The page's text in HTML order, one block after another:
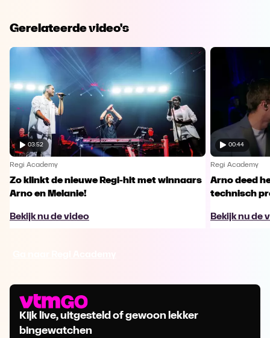
Gerelateerde video's
03:52
Regi Academy
Zo klinkt de nieuwe Regi-hit met winnaars
Arno en Melanie!
Bekijk nu de video
00:44
Regi Academy
Arno deed
technisch
Bekijk nu de
Kijk live, uitgesteld of gewoon lekker
bingewatchen